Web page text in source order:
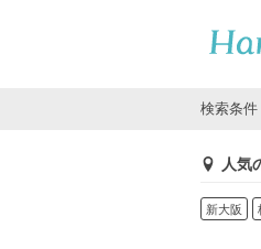
検索条
人気
新大阪